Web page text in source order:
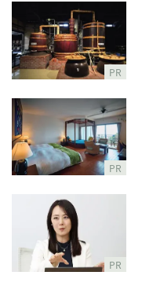
PR
PR
PR